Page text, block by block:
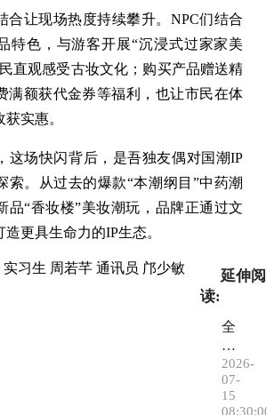
合让现场热度持续攀升。NPC们结合
特色，与游客开展“沉浸式过家家美
直观感受古妆文化；购买产品赠送精
满额获代金券等福利，也让市民在体
实惠。
这场快闪背后，是吾独友偶对国潮IP
索。从过去的爆款“本潮纲目”中药潮
品“香妆楼”美妆潮玩，品牌正通过文
更具生命力的IP生态。
习生 周若芊 通讯员 邝少敏
延伸阅
读:
全
城
超
50
0
2026-
07-
15
08:30:00